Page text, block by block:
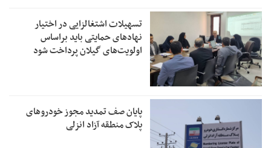
تسهیلات اشتغالزایی در اختیار
نهادهای حمایتی باید براساس
اولویت‌های گیلان پرداخت شود
پایان صف تمدید مجوز خودروهای
پلاک منطقه آزاد انزلی